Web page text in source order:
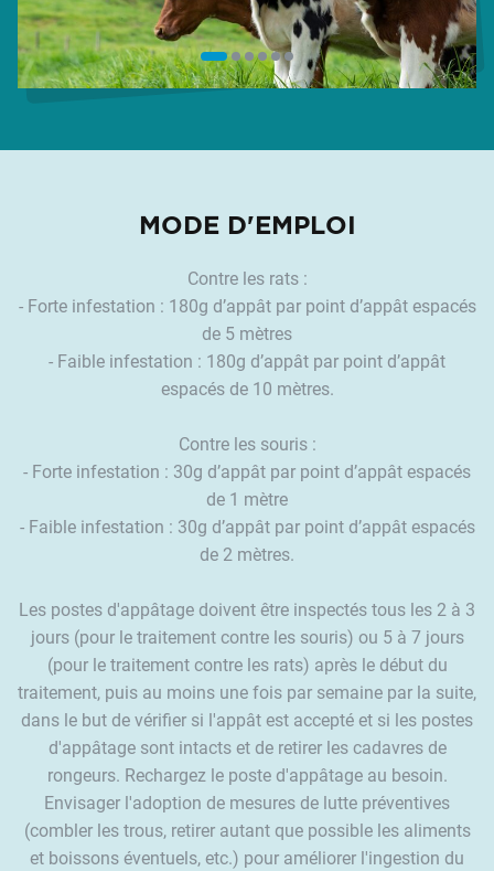
MODE D'EMPLOI
Contre les rats :
- Forte infestation : 180g d’appât par point d’appât espacés
de 5 mètres
- Faible infestation : 180g d’appât par point d’appât
espacés de 10 mètres.
Contre les souris :
- Forte infestation : 30g d’appât par point d’appât espacés
de 1 mètre
- Faible infestation : 30g d’appât par point d’appât espacés
de 2 mètres.
Les postes d'appâtage doivent être inspectés tous les 2 à 3
jours (pour le traitement contre les souris) ou 5 à 7 jours
(pour le traitement contre les rats) après le début du
traitement, puis au moins une fois par semaine par la suite,
dans le but de vérifier si l'appât est accepté et si les postes
d'appâtage sont intacts et de retirer les cadavres de
rongeurs. Rechargez le poste d'appâtage au besoin.
Envisager l'adoption de mesures de lutte préventives
(combler les trous, retirer autant que possible les aliments
et boissons éventuels, etc.) pour améliorer l'ingestion du